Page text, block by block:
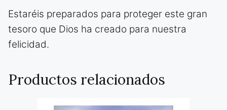
Estaréis preparados para proteger este gran
tesoro que Dios ha creado para nuestra
felicidad.
Productos relacionados